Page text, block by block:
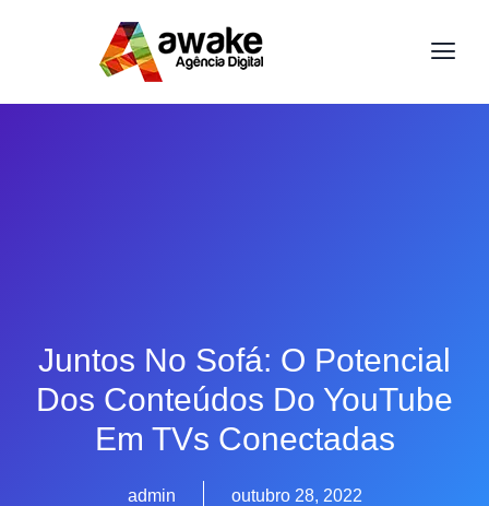
Juntos No Sofá: O Potencial
Dos Conteúdos Do YouTube
Em TVs Conectadas
admin outubro 28, 2022